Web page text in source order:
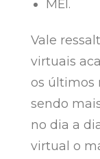
MEI.
Vale
virtuais
os últimos
sendo
no dia a
virtual o